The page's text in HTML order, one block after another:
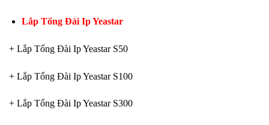
Lắp Tổng Đài Ip Yeastar
+ Lắp Tổng Đài Ip Yeastar S50
+ Lắp Tổng Đài Ip Yeastar S100
+ Lắp Tổng Đài Ip Yeastar S300